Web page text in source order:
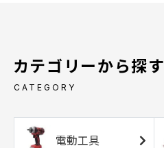
カテゴリーから探す
CATEGORY
電動工具